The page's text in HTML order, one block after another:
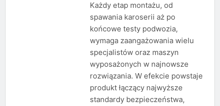
Każdy etap montażu, od
spawania karoserii aż po
końcowe testy podwozia,
wymaga zaangażowania wielu
specjalistów oraz maszyn
wyposażonych w najnowsze
rozwiązania. W efekcie powstaje
produkt łączący najwyższe
standardy bezpieczeństwa,